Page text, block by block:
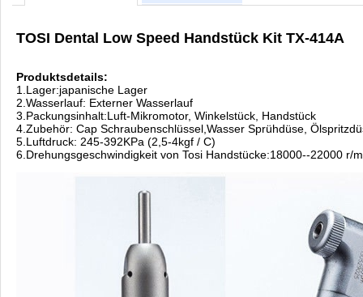
TOSI Dental Low Speed Handstück Kit TX-414A
Produktsdetails:
1.Lager:japanische Lager
2.Wasserlauf: Externer Wasserlauf
3.Packungsinhalt:Luft-Mikromotor, Winkelstück, Handstück
4.Zubehör: Cap Schraubenschlüssel,Wasser Sprühdüse,
5.Luftdruck: 245-392KPa (2,5-4kgf / C)
6.Drehungsgeschwindigkeit von Tosi Handstücke:18000--22000 r/